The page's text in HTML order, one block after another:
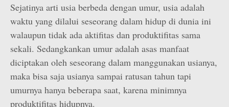
Sejatinya arti usia berbeda dengan umur, usia adalah
waktu yang dilalui seseorang dalam hidup di dunia ini
walaupun tidak ada aktifitas dan produktifitas sama
sekali. Sedangkankan umur adalah asas manfaat
diciptakan oleh seseorang dalam manggunakan usianya,
maka bisa saja usianya sampai ratusan tahun tapi
umurnya hanya beberapa saat, karena minimnya
produktifitas hidupnya.